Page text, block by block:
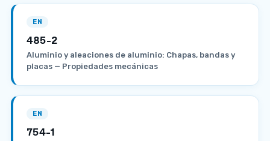
EN
485-2
Aluminio y aleaciones de aluminio: Chapas, bandas y
placas — Propiedades mecánicas
EN
754-1